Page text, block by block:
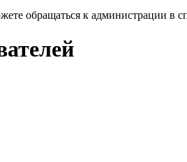
обращаться к администрации в